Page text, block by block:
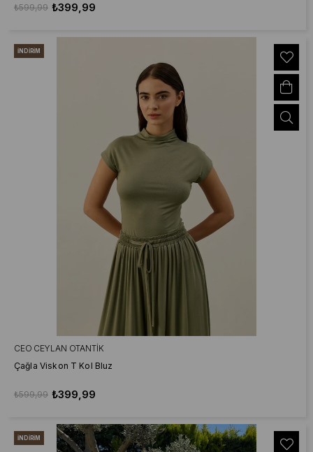
₺399,99
₺599,99
CEO CEYLAN OTANTIK
Çağla Viskon T Kol Bluz
₺399,99
₺599,99
İNDIRIM
İNDIRIM